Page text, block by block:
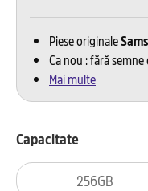
Piese originale
Ca nou : fără
Mai multe
Capacitate
256GB